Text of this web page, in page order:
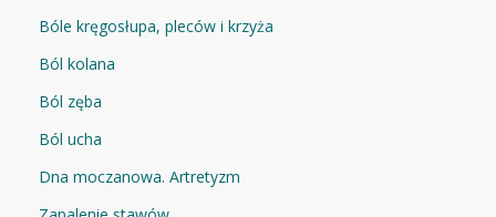
Bóle kręgosłupa, pleców i krzyża
Ból kolana
Ból zęba
Ból ucha
Dna moczanowa. Artretyzm